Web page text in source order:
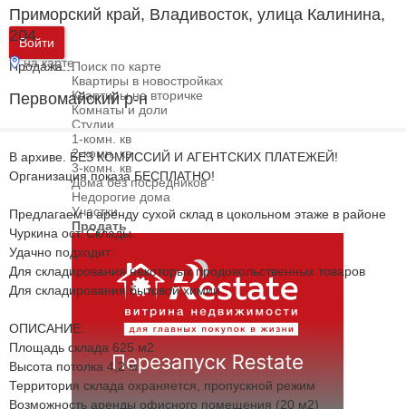
Войти
Продажа
Поиск по карте
Квартиры в новостройках
Квартиры на вторичке
Комнаты и доли
Студии
1-комн. кв
2-комн. кв
3-комн. кв
Дома без посредников
Недорогие дома
Участки
Продать
Приморский край, Владивосток, улица Калинина,
204
на карте
Первомайский р-н
В архиве. БЕЗ КОМИССИЙ И АГЕНТСКИХ ПЛАТЕЖЕЙ!
Организация показа БЕСПЛАТНО!
Предлагаем в аренду сухой склад в цокольном этаже в районе
Чуркина ост. Склады.
Удачно подходит:
Для складирования некоторых продовольственных товаров
Для складирования бытовой химии
ОПИСАНИЕ:
Площадь склада 625 м2
Высота потолка 4,2 м
Территория склада охраняется, пропускной режим
Возможность аренды офисного помещения (20 м2)